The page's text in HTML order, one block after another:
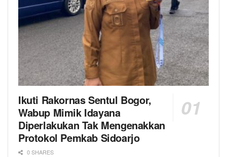
Ikuti Rakornas Sentul Bogor,
Wabup Mimik Idayana
Diperlakukan Tak Mengenakkan
Protokol Pemkab Sidoarjo
0 SHARES